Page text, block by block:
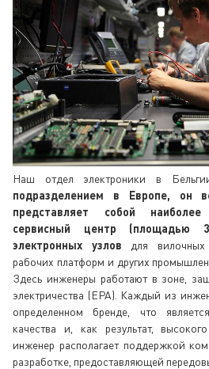
Наш отдел электроники в
подразделением в Европе, он
представляет собой наиболее
сервисный центр (площадью
электронных узлов для вилочных
рабочих платформ и других
Здесь инженеры работают в зоне,
электричества (EPA). Каждый из
определенном бренде, что
качества и, как результат,
инженер располагает поддержкой
разработке, предоставляющей